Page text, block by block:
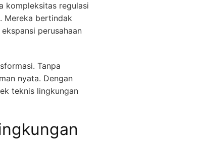
kompleksitas regulasi
Mereka bertindak
perusahaan
Tanpa
nyata. Dengan
teknis lingkungan